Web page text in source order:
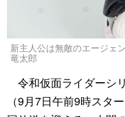
新主人公は無敵のエージェ
竜太郎
令和仮面ライダーシ
（9月7日午前9時スタ